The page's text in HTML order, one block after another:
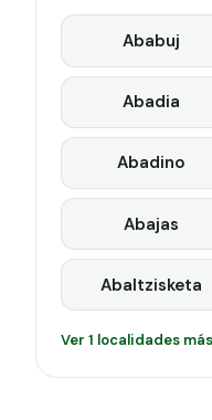
Ababuj
Abadia
Abadino
Abajas
Abaltzisketa
Ver 1 localidades